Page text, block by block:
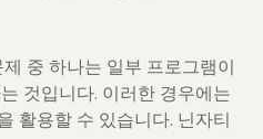
중 하나는 일부 프로그램이
것입니다. 이러한 경우에는
활용할 수 있습니다. 닌자티